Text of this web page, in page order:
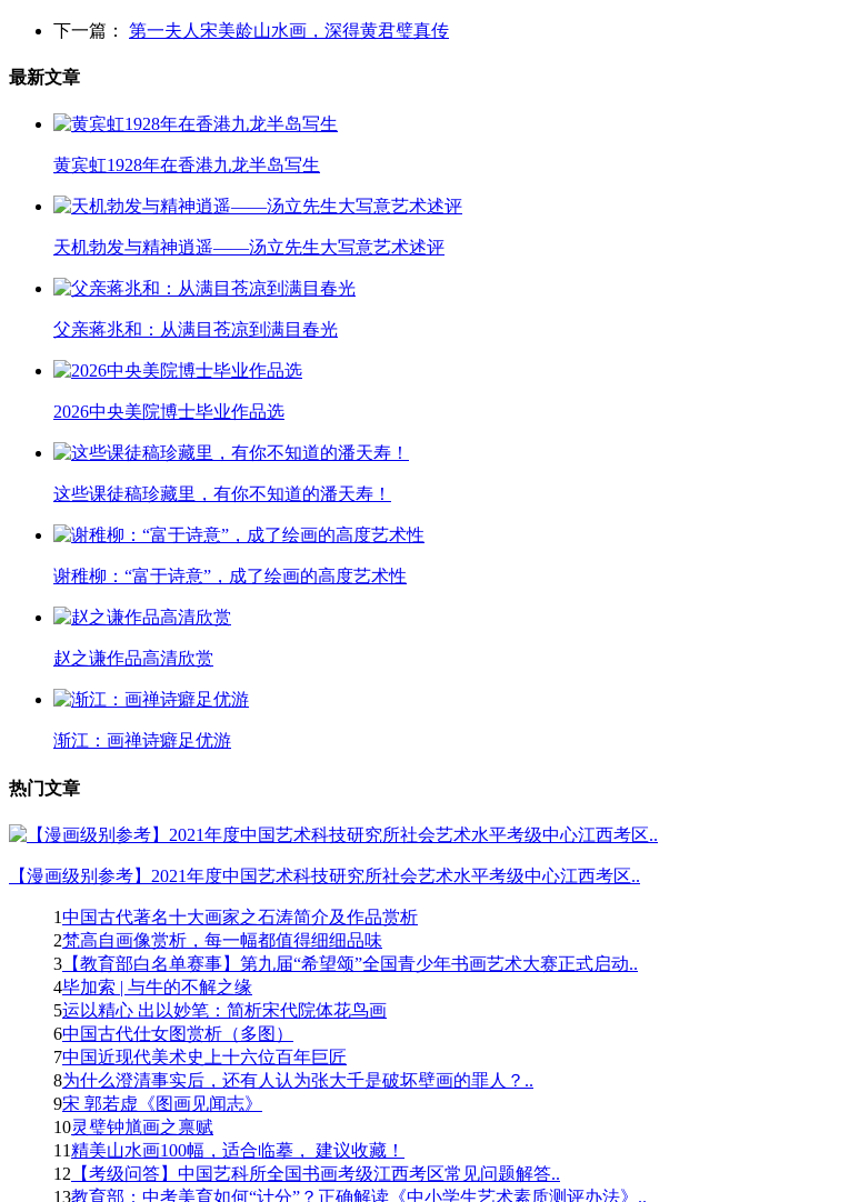
下一篇： 第一夫人宋美龄山水画，深得黄君璧真传
最新文章
黄宾虹1928年在香港九龙半岛写生
天机勃发与精神逍遥——汤立先生大写意艺术述评
父亲蒋兆和：从满目苍凉到满目春光
2026中央美院博士毕业作品选
这些课徒稿珍藏里，有你不知道的潘天寿！
谢稚柳：“富于诗意”，成了绘画的高度艺术性
赵之谦作品高清欣赏
渐江：画禅诗癖足优游
热门文章
【漫画级别参考】2021年度中国艺术科技研究所社会艺术水平考级中心江西考区..
1中国古代著名十大画家之石涛简介及作品赏析
2梵高自画像赏析，每一幅都值得细细品味
3 【教育部白名单赛事】第九届“希望颂”全国青少年书画艺术大赛正式启动..
4毕加索 | 与牛的不解之缘
5运以精心 出以妙笔：简析宋代院体花鸟画
6中国古代仕女图赏析（多图）
7中国近现代美术史上十六位百年巨匠
8为什么澄清事实后，还有人认为张大千是破坏壁画的罪人？..
9宋 郭若虚《图画见闻志》
10灵璧钟馗画之禀赋
11精美山水画100幅，适合临摹， 建议收藏！
12 【考级问答】中国艺科所全国书画考级江西考区常见问题解答..
13教育部：中考美育如何“计分”？正确解读《中小学生艺术素质测评办法》..